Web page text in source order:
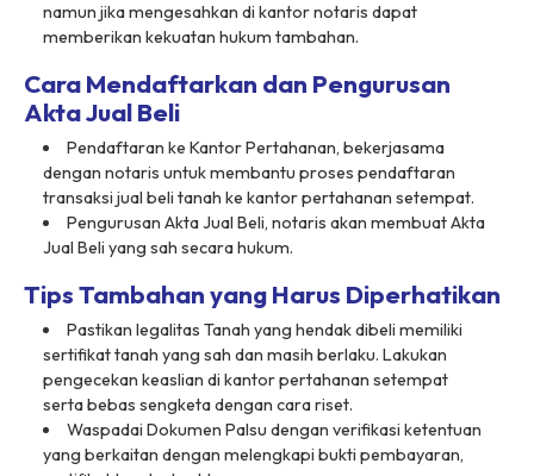
namun jika mengesahkan di kantor notaris dapat
memberikan kekuatan hukum tambahan.
Cara Mendaftarkan dan Pengurusan
Akta Jual Beli
Pendaftaran ke Kantor Pertahanan, bekerjasama
dengan notaris untuk membantu proses pendaftaran
transaksi jual beli tanah ke kantor pertahanan setempat.
Pengurusan Akta Jual Beli, notaris akan membuat Akta
Jual Beli yang sah secara hukum.
Tips Tambahan yang Harus Diperhatikan
Pastikan legalitas Tanah yang hendak dibeli memiliki
sertifikat tanah yang sah dan masih berlaku. Lakukan
pengecekan keaslian di kantor pertahanan setempat
serta bebas sengketa dengan cara riset.
Waspadai Dokumen Palsu dengan verifikasi ketentuan
yang berkaitan dengan melengkapi bukti pembayaran,